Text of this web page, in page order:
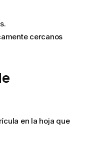
cercanos
en la hoja que